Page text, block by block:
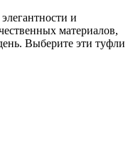
и
материалов,
Выберите эти туфли